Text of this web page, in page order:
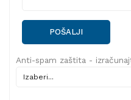
POŠALJI
Anti-spam zaštita -